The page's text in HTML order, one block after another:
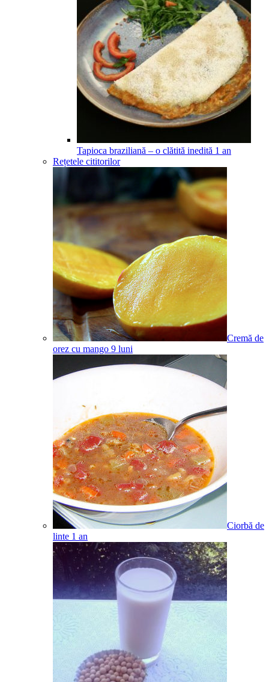
Tapioca braziliană – o clătită inedită 1 an
Rețetele cititorilor
Cremă de
orez cu mango 9 luni
Ciorbă de
linte 1 an